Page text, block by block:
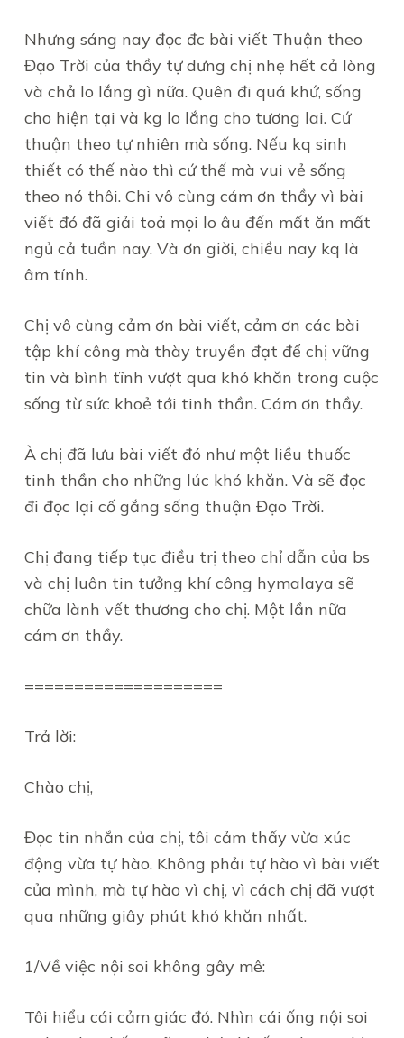
Nhưng sáng nay đọc đc bài viết Thuận theo
Đạo Trời của thầy tự dưng chị nhẹ hết cả lòng
và chả lo lắng gì nữa. Quên đi quá khứ, sống
cho hiện tại và kg lo lắng cho tương lai. Cứ
thuận theo tự nhiên mà sống. Nếu kq sinh
thiết có thế nào thì cứ thế mà vui vẻ sống
theo nó thôi. Chi vô cùng cám ơn thầy vì bài
viết đó đã giải toả mọi lo âu đến mất ăn mất
ngủ cả tuần nay. Và ơn giời, chiều nay kq là
âm tính.
Chị vô cùng cảm ơn bài viết, cảm ơn các bài
tập khí công mà thày truyền đạt để chị vững
tin và bình tĩnh vượt qua khó khăn trong cuộc
sống từ sức khoẻ tới tinh thần. Cám ơn thầy.
À chị đã lưu bài viết đó như một liều thuốc
tinh thần cho những lúc khó khăn. Và sẽ đọc
đi đọc lại cố gắng sống thuận Đạo Trời.
Chị đang tiếp tục điều trị theo chỉ dẫn của bs
và chị luôn tin tưởng khí công hymalaya sẽ
chữa lành vết thương cho chị. Một lần nữa
cám ơn thầy.
====================
Trả lời:
Chào chị,
Đọc tin nhắn của chị, tôi cảm thấy vừa xúc
động vừa tự hào. Không phải tự hào vì bài viết
của mình, mà tự hào vì chị, vì cách chị đã vượt
qua những giây phút khó khăn nhất.
1/Về việc nội soi không gây mê:
Tôi hiểu cái cảm giác đó. Nhìn cái ống nội soi